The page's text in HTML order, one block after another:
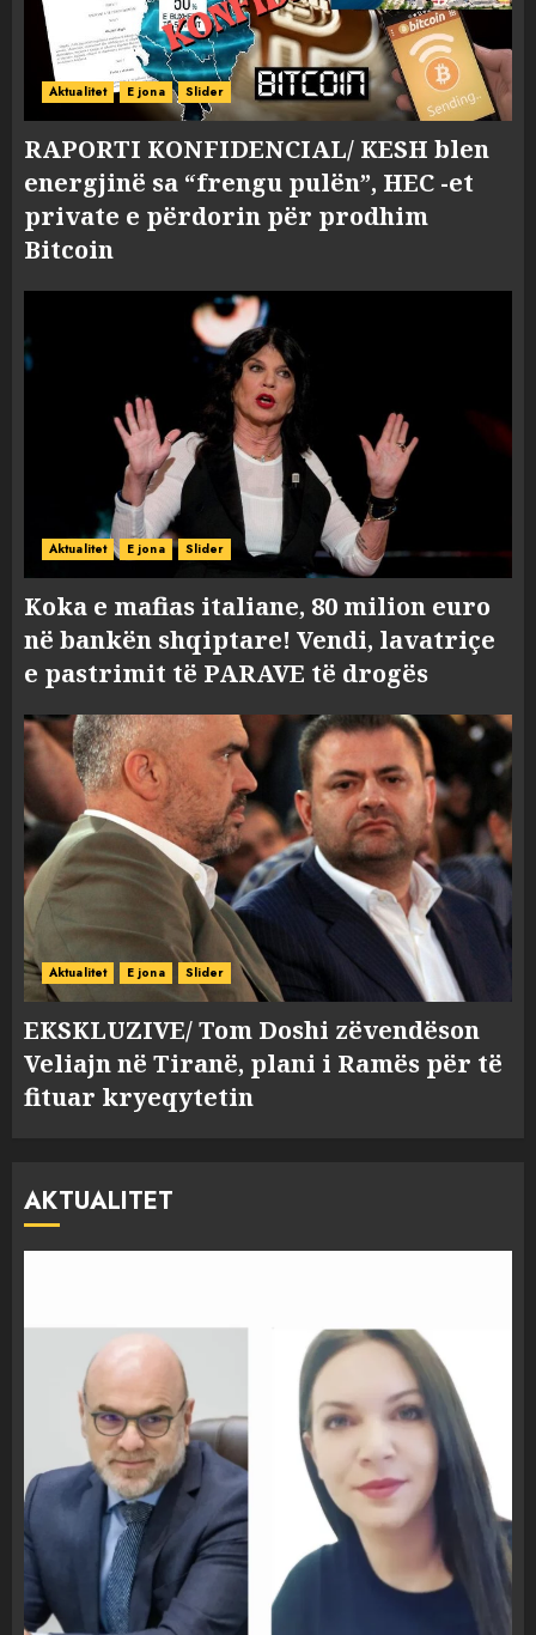
Aktualitet E jona Slider
RAPORTI KONFIDENCIAL/ KESH blen
energjinë sa “frengu pulën”, HEC -et
private e përdorin për prodhim
Bitcoin
Aktualitet E jona Slider
Koka e mafias italiane, 80 milion euro
në bankën shqiptare! Vendi, lavatriçe
e pastrimit të PARAVE të drogës
Aktualitet E jona Slider
EKSKLUZIVE/ Tom Doshi zëvendëson
Veliajn në Tiranë, plani i Ramës për të
fituar kryeqytetin
AKTUALITET